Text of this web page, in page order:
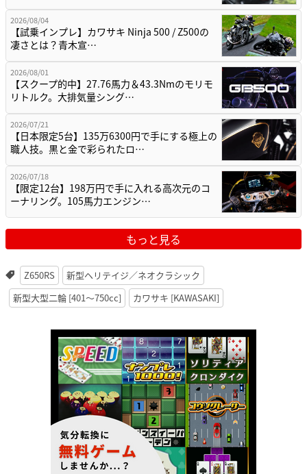
2026/08/04
【試乗インプレ】カワサキ Ninja 500 / Z500の
凄さとは？青木宣…
2026/08/01
【スクープ的中】27.76馬力＆43.3Nmのモリモ
リトルク。大排気量シング…
2026/07/21
【日本限定5台】135万6300円で手にする極上の
職人技。黒と金で彩られたロ…
2026/07/18
【限定12台】198万円で手に入れる高次元のコ
ーナリング。105馬力エンジン…
もっと見る
Z650RS
新型ヘリテイジ／ネオクラシック
新型大型二輪 [401〜750cc]
カワサキ [KAWASAKI]